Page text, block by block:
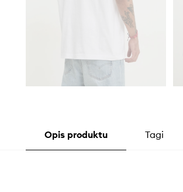
Opis produktu Tagi